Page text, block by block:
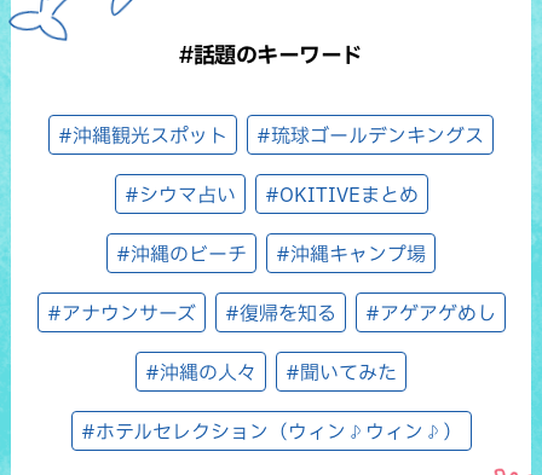
#話題のキーワード
#沖縄観光スポット #琉球ゴールデンキングス
#シウマ占い #OKITIVEまとめ
#沖縄のビーチ #沖縄キャンプ場
#アナウンサーズ #復帰を知る #アゲアゲめし
#沖縄の人々 #聞いてみた
#ホテルセレクション（ウィン♪ウィン♪）